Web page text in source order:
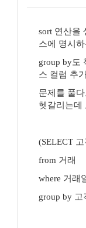
sort 연산을
스에 명시
group by도
스 컬럼 추
문제를 풀
헷갈리는데
(SELECT
from 거래
where 거래
group by 고